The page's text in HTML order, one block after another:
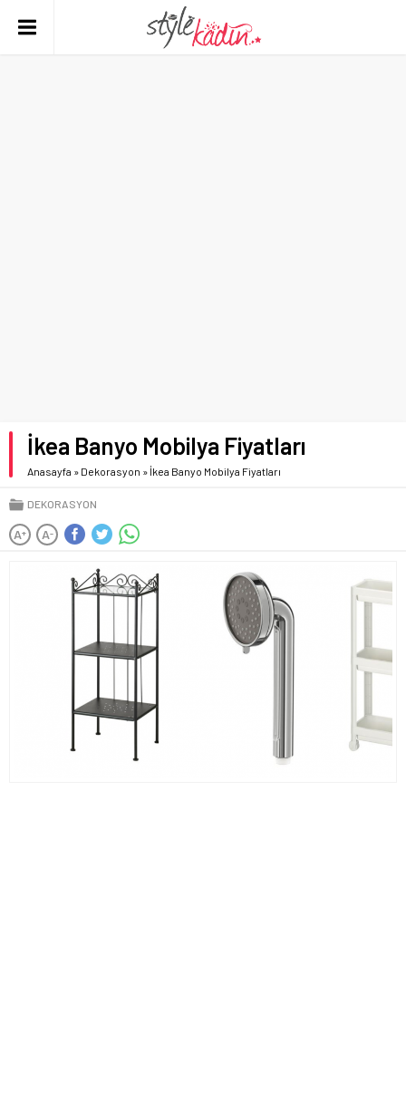
İkea Banyo Mobilya Fiyatları
Anasayfa » Dekorasyon » İkea Banyo Mobilya Fiyatları
DEKORASYON
A+ A-